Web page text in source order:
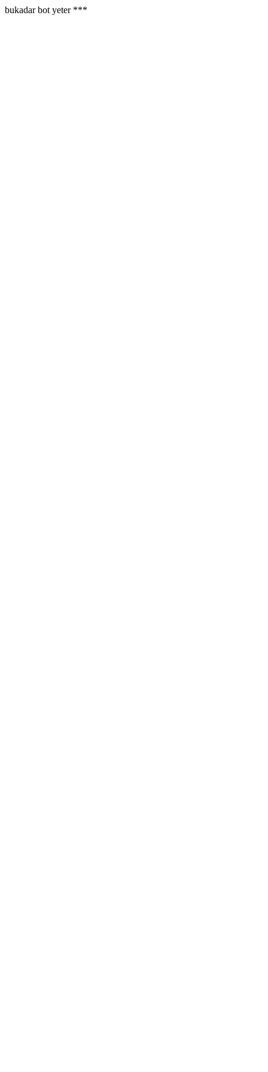
bukadar bot yeter ***